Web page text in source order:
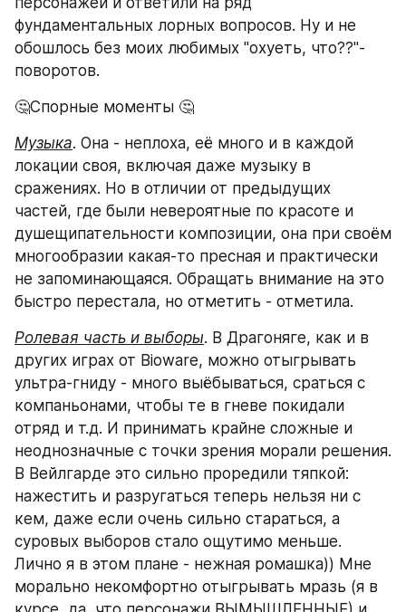
фундаментальных лорных вопросов. Ну и не
обошлось без моих любимых "охуеть, что??"-
поворотов.
🤔Спорные моменты 🤔
Музыка. Она - неплоха, её много и в каждой
локации своя, включая даже музыку в
сражениях. Но в отличии от предыдущих
частей, где были невероятные по красоте и
душещипательности композиции, она при своём
многообразии какая-то пресная и практически
не запоминающаяся. Обращать внимание на это
быстро перестала, но отметить - отметила.
Ролевая часть и выборы. В Драгоняге, как и в
других играх от Bioware, можно отыгрывать
ультра-гниду - много выёбываться, сраться с
компаньонами, чтобы те в гневе покидали
отряд и т.д. И принимать крайне сложные и
неоднозначные с точки зрения морали решения.
В Вейлгарде это сильно проредили тяпкой:
нажестить и разругаться теперь нельзя ни с
кем, даже если очень сильно стараться, а
суровых выборов стало ощутимо меньше.
Лично я в этом плане - нежная ромашка)) Мне
морально некомфортно отыгрывать мразь (я в